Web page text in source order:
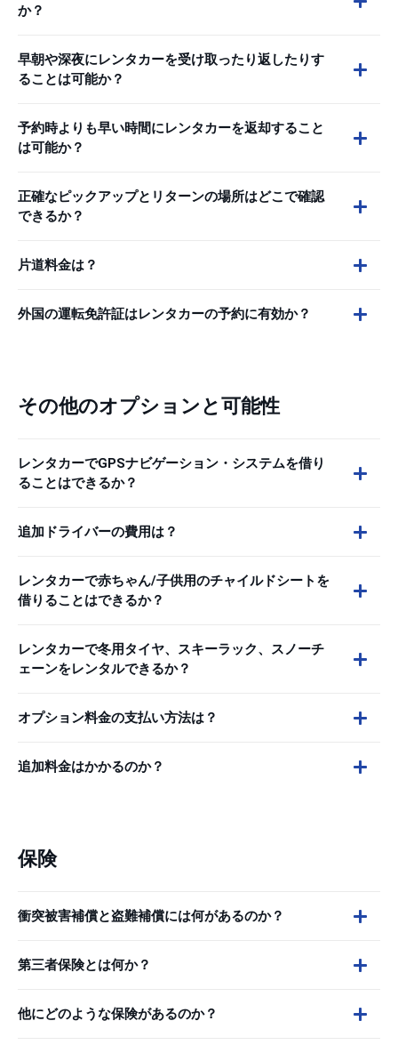
か？
早朝や深夜にレンタカーを受け取ったり返したりす
ることは可能か？
予約時よりも早い時間にレンタカーを返却すること
は可能か？
正確なピックアップとリターンの場所はどこで確認
できるか？
片道料金は？
外国の運転免許証はレンタカーの予約に有効か？
その他のオプションと可能性
レンタカーでGPSナビゲーション・システムを借り
ることはできるか？
追加ドライバーの費用は？
レンタカーで赤ちゃん/子供用のチャイルドシートを
借りることはできるか？
レンタカーで冬用タイヤ、スキーラック、スノーチ
ェーンをレンタルできるか？
オプション料金の支払い方法は？
追加料金はかかるのか？
保険
衝突被害補償と盗難補償には何があるのか？
第三者保険とは何か？
他にどのような保険があるのか？